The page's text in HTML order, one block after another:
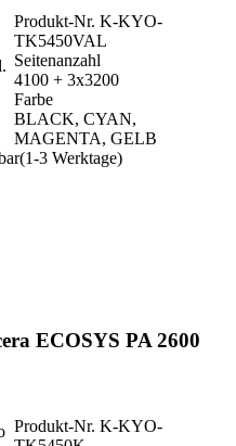
Produkt-Nr. K-KYO-
TK5450VAL
Seitenanzahl
4100 + 3x3200
Farbe
BLACK, CYAN,
MAGENTA, GELB
3 Werktage)
ECOSYS PA 2600
Produkt-Nr. K-KYO-